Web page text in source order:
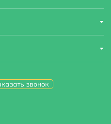
звонок